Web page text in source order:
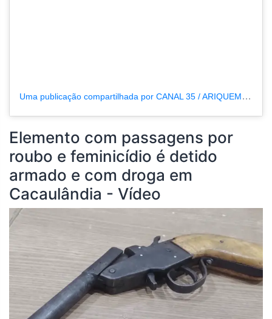
Uma publicação compartilhada por CANAL 35 / ARIQUEMES190 (@tvpcanal35)
Elemento com passagens por
roubo e feminicídio é detido
armado e com droga em
Cacaulândia - Vídeo